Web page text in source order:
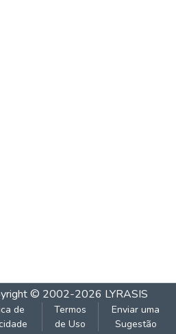
© 2002-2026 LYRASIS
de
Termos
de Uso
Enviar uma
Sugestão